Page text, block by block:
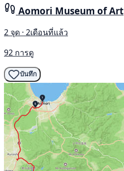
Aomori Museum of Art
2 จุด · 2เดือนที่แล้ว
92 การดู
บันทึก